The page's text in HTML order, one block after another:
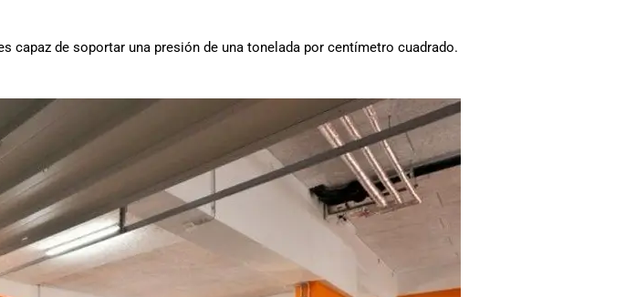
capaz de soportar una presión de una tonelada por centímetro cuadrado.